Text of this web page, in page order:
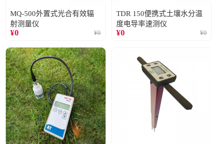
MQ-500外置式光合有效辐
射测量仪
¥0 ¥0
TDR 150便携式土壤水分温
度电导率速测仪
¥0 ¥0